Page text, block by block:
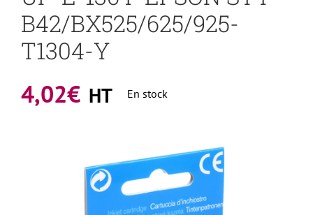
B42/BX525/625/925-
T1304-Y
4,02€ HT En stock